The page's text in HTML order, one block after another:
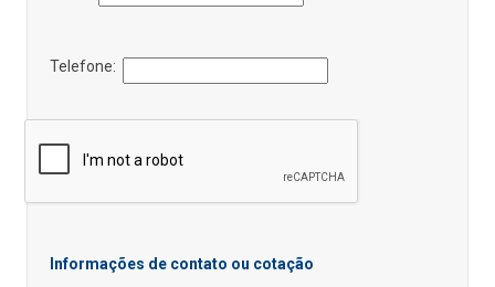
Telefone:
Informações de contato ou cotação